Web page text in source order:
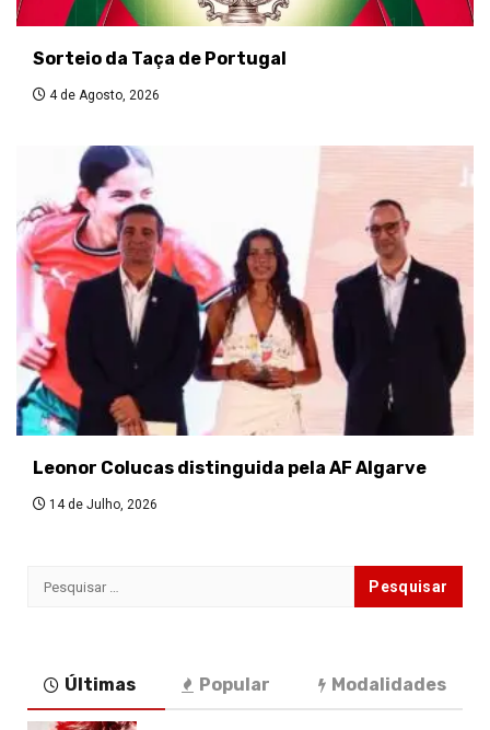
Sorteio da Taça de Portugal
4 de Agosto, 2026
Leonor Colucas distinguida pela AF Algarve
14 de Julho, 2026
Pesquisar
Últimas Popular Modalidades